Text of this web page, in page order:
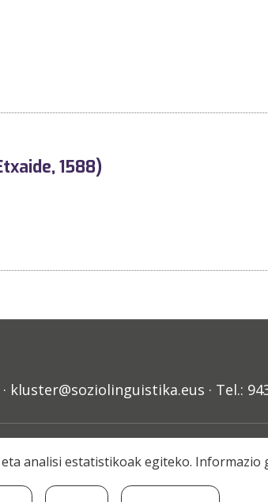
1588)
· kluster@soziolinguistika.eus · Tel.:
© 2020 Soziolinguistika Klusterra
analisi estatistikoak egiteko.